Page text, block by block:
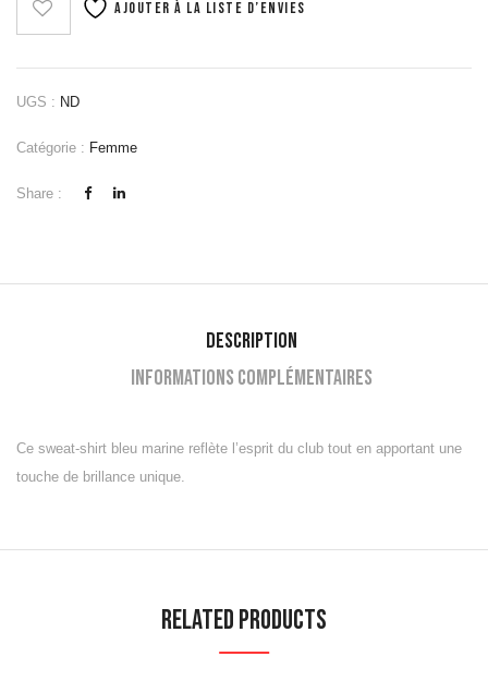
Ajouter à la liste d’envies
UGS : ND
Catégorie : Femme
Share :
Description
Informations complémentaires
Ce sweat-shirt bleu marine reflète l’esprit du club tout en apportant une
touche de brillance unique.
Related Products